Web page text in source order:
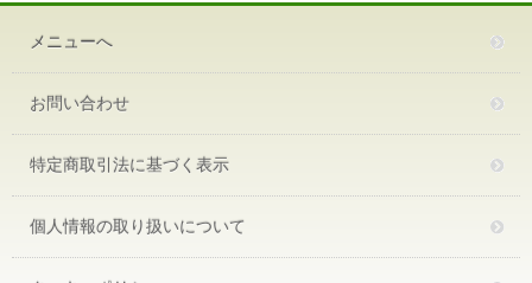
メニューへ
お問い合わせ
特定商取引法に基づく表示
個人情報の取り扱いについて